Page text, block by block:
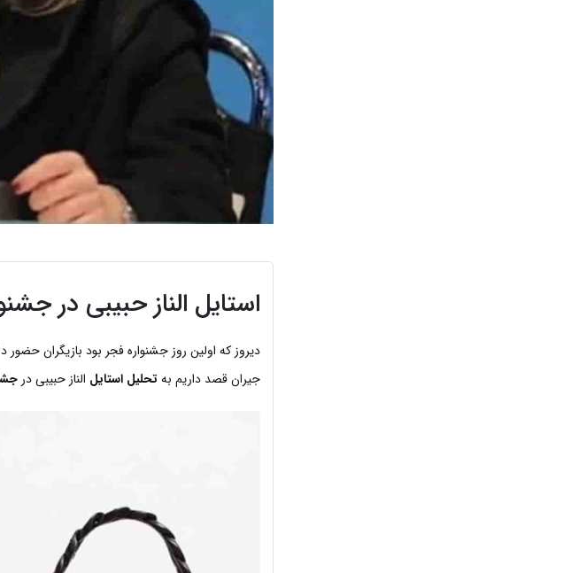
استایل الناز حبیبی در
دیروز که اولین روز جشنواره فجر بود بازیگران
جیران قصد داریم به تحلیل استایل الناز حبیبی در